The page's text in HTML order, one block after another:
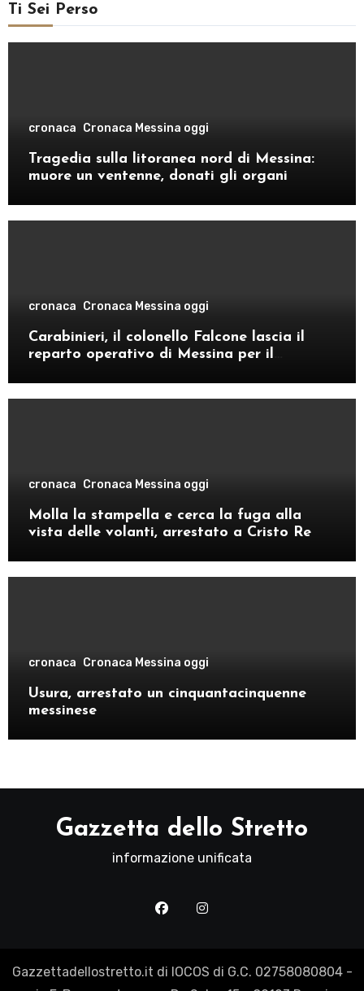
Ti Sei Perso
cronaca Cronaca Messina oggi
Tragedia sulla litoranea nord di Messina:
muore un ventenne, donati gli organi
cronaca Cronaca Messina oggi
Carabinieri, il colonello Falcone lascia il
reparto operativo di Messina per il
cronaca Cronaca Messina oggi
Molla la stampella e cerca la fuga alla
vista delle volanti, arrestato a Cristo Re
cronaca Cronaca Messina oggi
Usura, arrestato un cinquantacinquenne
messinese
Gazzetta dello Stretto
informazione unificata
Gazzettadellostretto.it di IOCOS di G.C. 02758080804 -